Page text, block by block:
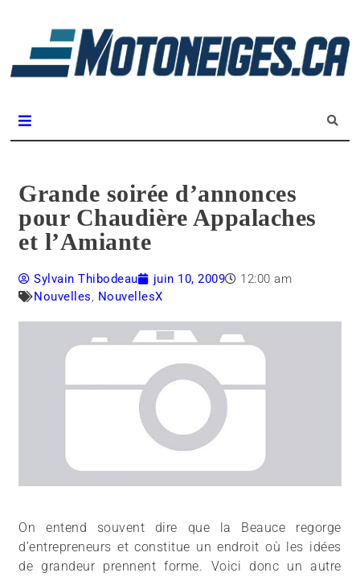
Grande soirée d’annonces
pour Chaudière Appalaches
et l’Amiante
Sylvain Thibodeau juin 10, 2009
12:00 am
Nouvelles, NouvellesX
On entend souvent dire que la Beauce regorge
d’entrepreneurs et constitue un endroit où les idées
de grandeur prennent forme. Voici donc un autre